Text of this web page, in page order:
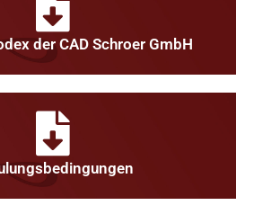
der CAD Schroer GmbH